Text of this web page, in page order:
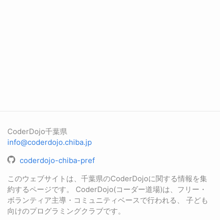
CoderDojo千葉県
info@coderdojo.chiba.jp
coderdojo-chiba-pref
このウェブサイトは、千葉県のCoderDojoに関する情報を集
約するページです。 CoderDojo(コーダー道場)は、フリー・
ボランティア主導・コミュニティベースで行われる、 子ども
向けのプログラミングクラブです。